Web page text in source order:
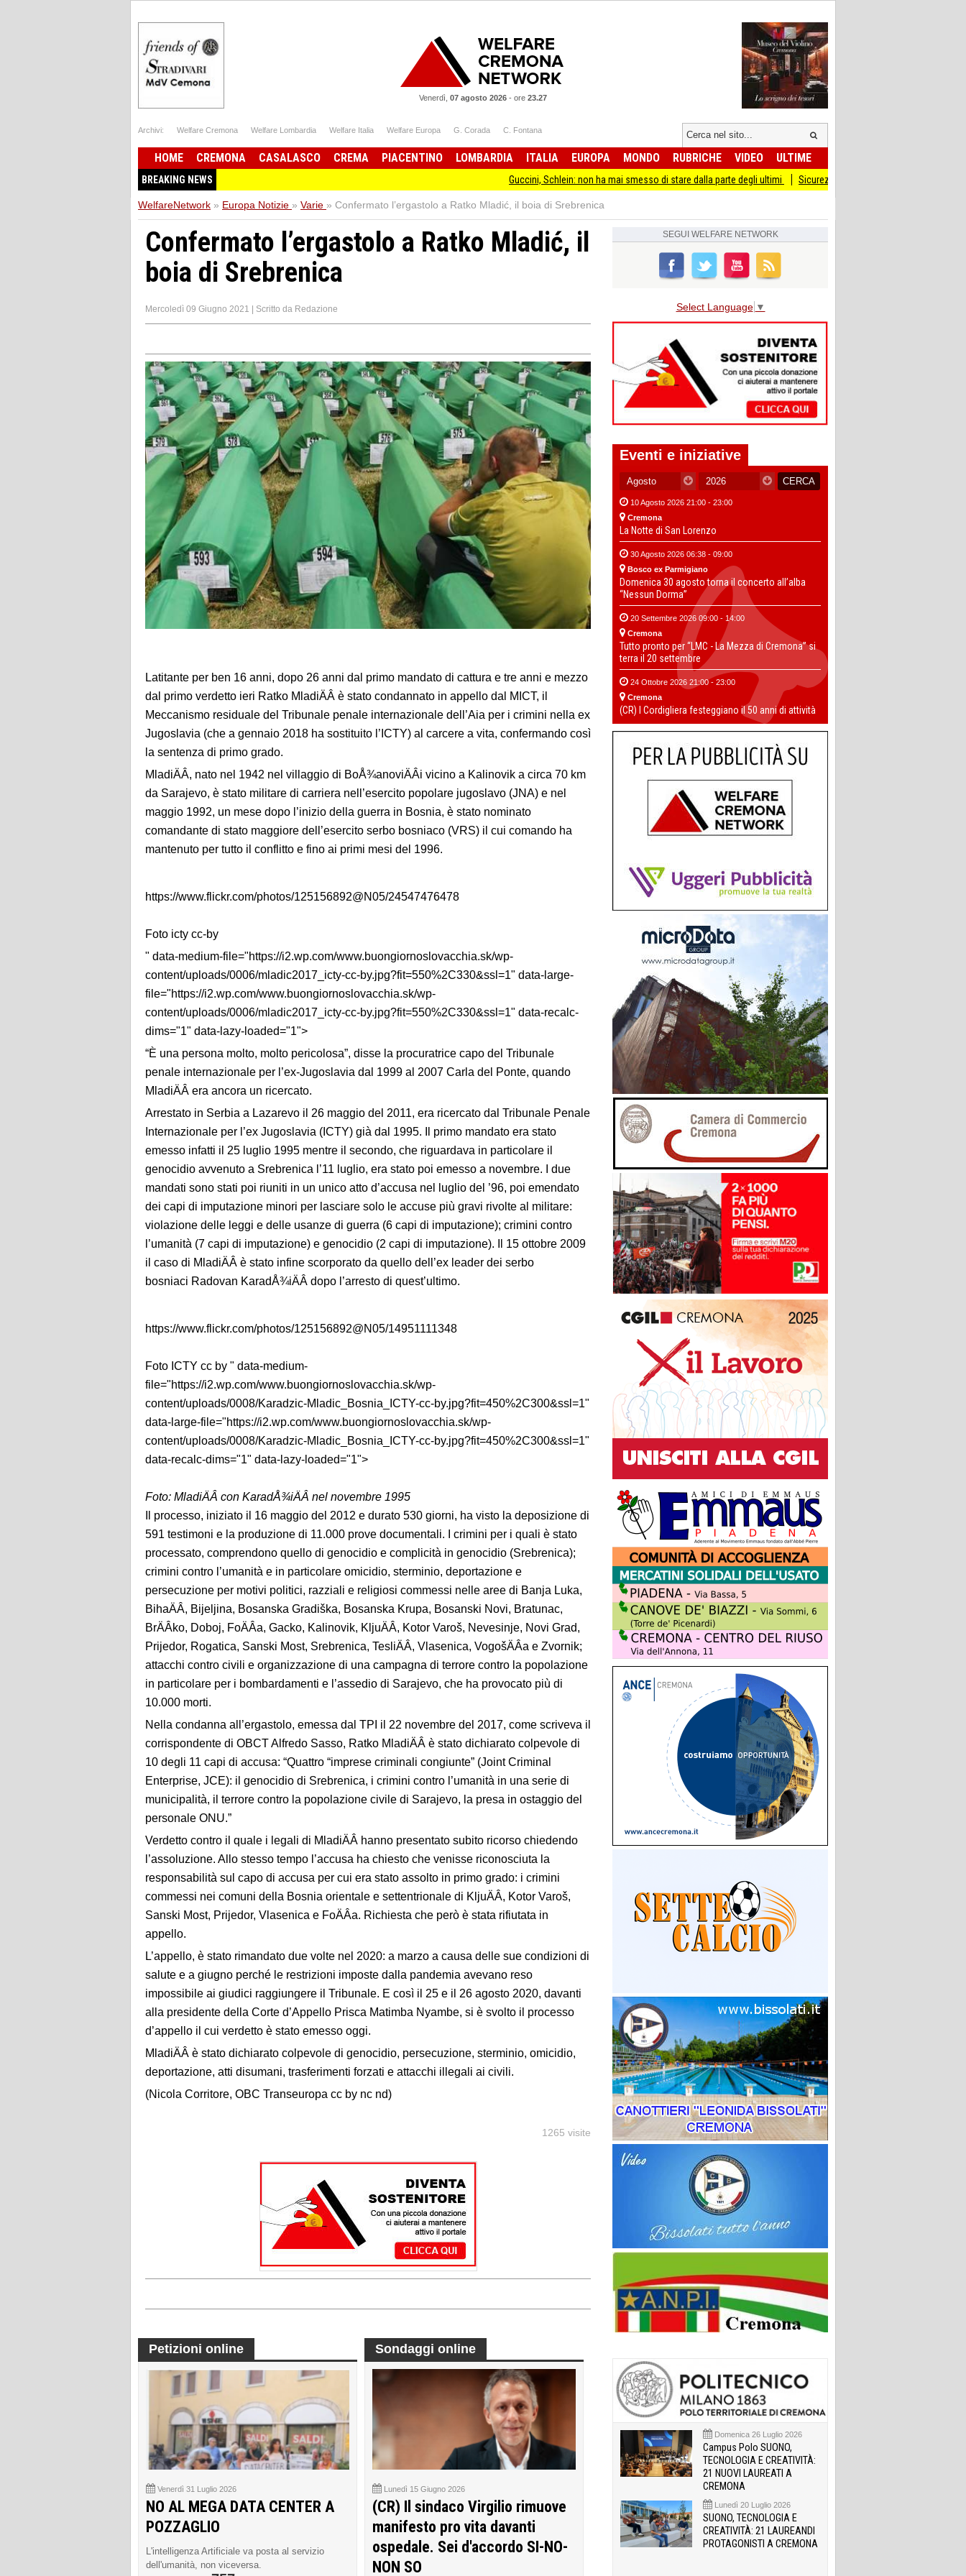
Venerdì, 07 agosto 2026 - ore 23.27
Archivi: Welfare Cremona Welfare Lombardia Welfare Italia Welfare Europa G. Corada C. Fontana
HOME CREMONA CASALASCO CREMA PIACENTINO LOMBARDIA ITALIA EUROPA MONDO RUBRICHE VIDEO ULTIME
BREAKING NEWS Guccini, Schlein: non ha mai smesso di stare dalla parte degli ultimi Sicurezza I Giovani Democratici ribattono ai Giovani di
WelfareNetwork » Europa Notizie » Varie » Confermato l’ergastolo a Ratko Mladić, il boia di Srebrenica
Confermato l’ergastolo a Ratko Mladić, il
boia di Srebrenica
Mercoledì 09 Giugno 2021 | Scritto da Redazione
Latitante per ben 16 anni, dopo 26 anni dal primo mandato di cattura e tre anni e mezzo
dal primo verdetto ieri Ratko MladiÄÂ è stato condannato in appello dal MICT, il
Meccanismo residuale del Tribunale penale internazionale dell’Aia per i crimini nella ex
Jugoslavia (che a gennaio 2018 ha sostituito l’ICTY) al carcere a vita, confermando così
la sentenza di primo grado.
MladiÄÂ, nato nel 1942 nel villaggio di BoÅ¾anoviÄÂi vicino a Kalinovik a circa 70 km
da Sarajevo, è stato militare di carriera nell’esercito popolare jugoslavo (JNA) e nel
maggio 1992, un mese dopo l’inizio della guerra in Bosnia, è stato nominato
comandante di stato maggiore dell’esercito serbo bosniaco (VRS) il cui comando ha
mantenuto per tutto il conflitto e fino ai primi mesi del 1996.
https://www.flickr.com/photos/125156892@N05/24547476478
Foto icty cc-by
" data-medium-file="https://i2.wp.com/www.buongiornoslovacchia.sk/wp-
content/uploads/0006/mladic2017_icty-cc-by.jpg?fit=550%2C330&ssl=1" data-large-
file="https://i2.wp.com/www.buongiornoslovacchia.sk/wp-
content/uploads/0006/mladic2017_icty-cc-by.jpg?fit=550%2C330&ssl=1" data-recalc-
dims="1" data-lazy-loaded="1">
“È una persona molto, molto pericolosa”, disse la procuratrice capo del Tribunale
penale internazionale per l’ex-Jugoslavia dal 1999 al 2007 Carla del Ponte, quando
MladiÄÂ era ancora un ricercato.
Arrestato in Serbia a Lazarevo il 26 maggio del 2011, era ricercato dal Tribunale Penale
Internazionale per l’ex Jugoslavia (ICTY) già dal 1995. Il primo mandato era stato
emesso infatti il 25 luglio 1995 mentre il secondo, che riguardava in particolare il
genocidio avvenuto a Srebrenica l’11 luglio, era stato poi emesso a novembre. I due
mandati sono stati poi riuniti in un unico atto d’accusa nel luglio del ’96, poi emendato
dei capi di imputazione minori per lasciare solo le accuse più gravi rivolte al militare:
violazione delle leggi e delle usanze di guerra (6 capi di imputazione); crimini contro
l’umanità (7 capi di imputazione) e genocidio (2 capi di imputazione). Il 15 ottobre 2009
il caso di MladiÄÂ è stato infine scorporato da quello dell’ex leader dei serbo
bosniaci Radovan KaradÅ¾iÄÂ dopo l’arresto di quest’ultimo.
https://www.flickr.com/photos/125156892@N05/14951111348
Foto ICTY cc by " data-medium-
file="https://i2.wp.com/www.buongiornoslovacchia.sk/wp-
content/uploads/0008/Karadzic-Mladic_Bosnia_ICTY-cc-by.jpg?fit=450%2C300&ssl=1"
data-large-file="https://i2.wp.com/www.buongiornoslovacchia.sk/wp-
content/uploads/0008/Karadzic-Mladic_Bosnia_ICTY-cc-by.jpg?fit=450%2C300&ssl=1"
data-recalc-dims="1" data-lazy-loaded="1">
Foto: MladiÄÂ con KaradÅ¾iÄÂ nel novembre 1995
Il processo, iniziato il 16 maggio del 2012 e durato 530 giorni, ha visto la deposizione di
591 testimoni e la produzione di 11.000 prove documentali. I crimini per i quali è stato
processato, comprendono quello di genocidio e complicità in genocidio (Srebrenica);
crimini contro l’umanità e in particolare omicidio, sterminio, deportazione e
persecuzione per motivi politici, razziali e religiosi commessi nelle aree di Banja Luka,
BihaÄÂ, Bijeljina, Bosanska Gradiška, Bosanska Krupa, Bosanski Novi, Bratunac,
BrÄÂko, Doboj, FoÄÂa, Gacko, Kalinovik, KljuÄÂ, Kotor Varoš, Nevesinje, Novi Grad,
Prijedor, Rogatica, Sanski Most, Srebrenica, TesliÄÂ, Vlasenica, VogošÄÂa e Zvornik;
attacchi contro civili e organizzazione di una campagna di terrore contro la popolazione
in particolare per i bombardamenti e l’assedio di Sarajevo, che ha provocato più di
10.000 morti.
Nella condanna all’ergastolo, emessa dal TPI il 22 novembre del 2017, come scriveva il
corrispondente di OBCT Alfredo Sasso, Ratko MladiÄÂ è stato dichiarato colpevole di
10 degli 11 capi di accusa: “Quattro “imprese criminali congiunte” (Joint Criminal
Enterprise, JCE): il genocidio di Srebrenica, i crimini contro l’umanità in una serie di
municipalità, il terrore contro la popolazione civile di Sarajevo, la presa in ostaggio del
personale ONU.”
Verdetto contro il quale i legali di MladiÄÂ hanno presentato subito ricorso chiedendo
l’assoluzione. Allo stesso tempo l’accusa ha chiesto che venisse riconosciuta la
responsabilità sul capo di accusa per cui era stato assolto in primo grado: i crimini
commessi nei comuni della Bosnia orientale e settentrionale di KljuÄÂ, Kotor Varoš,
Sanski Most, Prijedor, Vlasenica e FoÄÂa. Richiesta che però è stata rifiutata in
appello.
L’appello, è stato rimandato due volte nel 2020: a marzo a causa delle sue condizioni di
salute e a giugno perché le restrizioni imposte dalla pandemia avevano reso
impossibile ai giudici raggiungere il Tribunale. E così il 25 e il 26 agosto 2020, davanti
alla presidente della Corte d’Appello Prisca Matimba Nyambe, si è svolto il processo
d’appello il cui verdetto è stato emesso oggi.
MladiÄÂ è stato dichiarato colpevole di genocidio, persecuzione, sterminio, omicidio,
deportazione, atti disumani, trasferimenti forzati e attacchi illegali ai civili.
(Nicola Corritore, OBC Transeuropa cc by nc nd)
1265 visite
Petizioni online
Venerdì 31 Luglio 2026
NO AL MEGA DATA CENTER A
POZZAGLIO
L'intelligenza Artificiale va posta al servizio
dell'umanità, non viceversa.
Sondaggi online
Lunedì 15 Giugno 2026
(CR) Il sindaco Virgilio rimuove
manifesto pro vita davanti
ospedale. Sei d'accordo SI-NO-
NON SO
SEGUI WELFARE NETWORK
Select Language ▼
Eventi e iniziative
10 Agosto 2026 21:00 - 23:00
Cremona
La Notte di San Lorenzo
30 Agosto 2026 06:38 - 09:00
Bosco ex Parmigiano
Domenica 30 agosto torna il concerto all’alba
“Nessun Dorma”
20 Settembre 2026 09:00 - 14:00
Cremona
Tutto pronto per “LMC - La Mezza di Cremona” si
terra il 20 settembre
24 Ottobre 2026 21:00 - 23:00
Cremona
(CR) I Cordigliera festeggiano il 50 anni di attività
Domenica 26 Luglio 2026
Campus Polo SUONO,
TECNOLOGIA E CREATIVITÀ:
21 NUOVI LAUREATI A
CREMONA
Lunedì 20 Luglio 2026
SUONO, TECNOLOGIA E
CREATIVITÀ: 21 LAUREANDI
PROTAGONISTI A CREMONA